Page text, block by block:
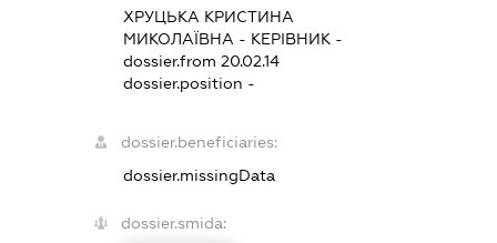
ХРУЦЬКА КРИСТИНА
МИКОЛАЇВНА - КЕРІВНИК -
dossier.from 20.02.14
dossier.position -
dossier.beneficiaries:
dossier.missingData
dossier.smida: